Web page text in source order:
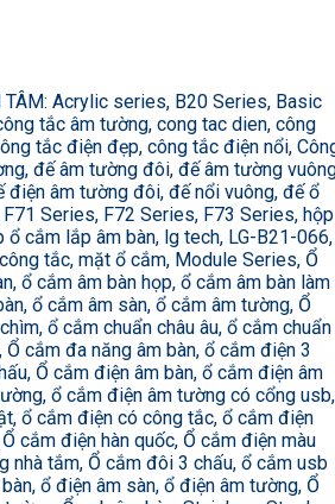
TÂM: Acrylic series, B20 Series, Basic
tắc âm tường, cong tac dien, công
tắc điện đẹp, công tắc điện nổi,
đế âm tường đôi, đế âm tường
điện âm tường đôi, đế nổi vuông, đế ổ
Series, F72 Series, F73 Series, hộp
ổ cắm lắp âm bàn, lg tech, LG-B21-066,
tắc, mặt ổ cắm, Module Series, Ổ
ổ cắm âm bàn họp, ổ cắm âm bàn làm
ổ cắm âm sàn, ổ cắm âm tường, Ổ
ổ cắm chuẩn châu âu, ổ cắm chuẩn
cắm đa năng âm bàn, ổ cắm điện 3
Ổ cắm điện âm bàn, ổ cắm điện âm
ổ cắm điện âm tường có cổng usb,
ổ cắm điện có công tắc, ổ cắm điện
cắm điện hàn quốc, Ổ cắm điện màu
nhà tắm, Ổ cắm đôi 3 chấu, ổ cắm usb
ổ điện âm sàn, ổ điện âm tường, Ổ